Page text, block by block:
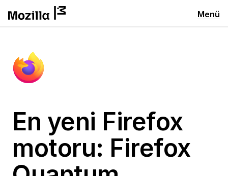
Menü
En yeni Firefox
motoru: Firefox